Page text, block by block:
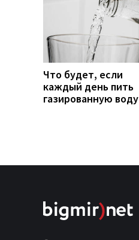
Что будет, если
каждый день пить
газированную воду